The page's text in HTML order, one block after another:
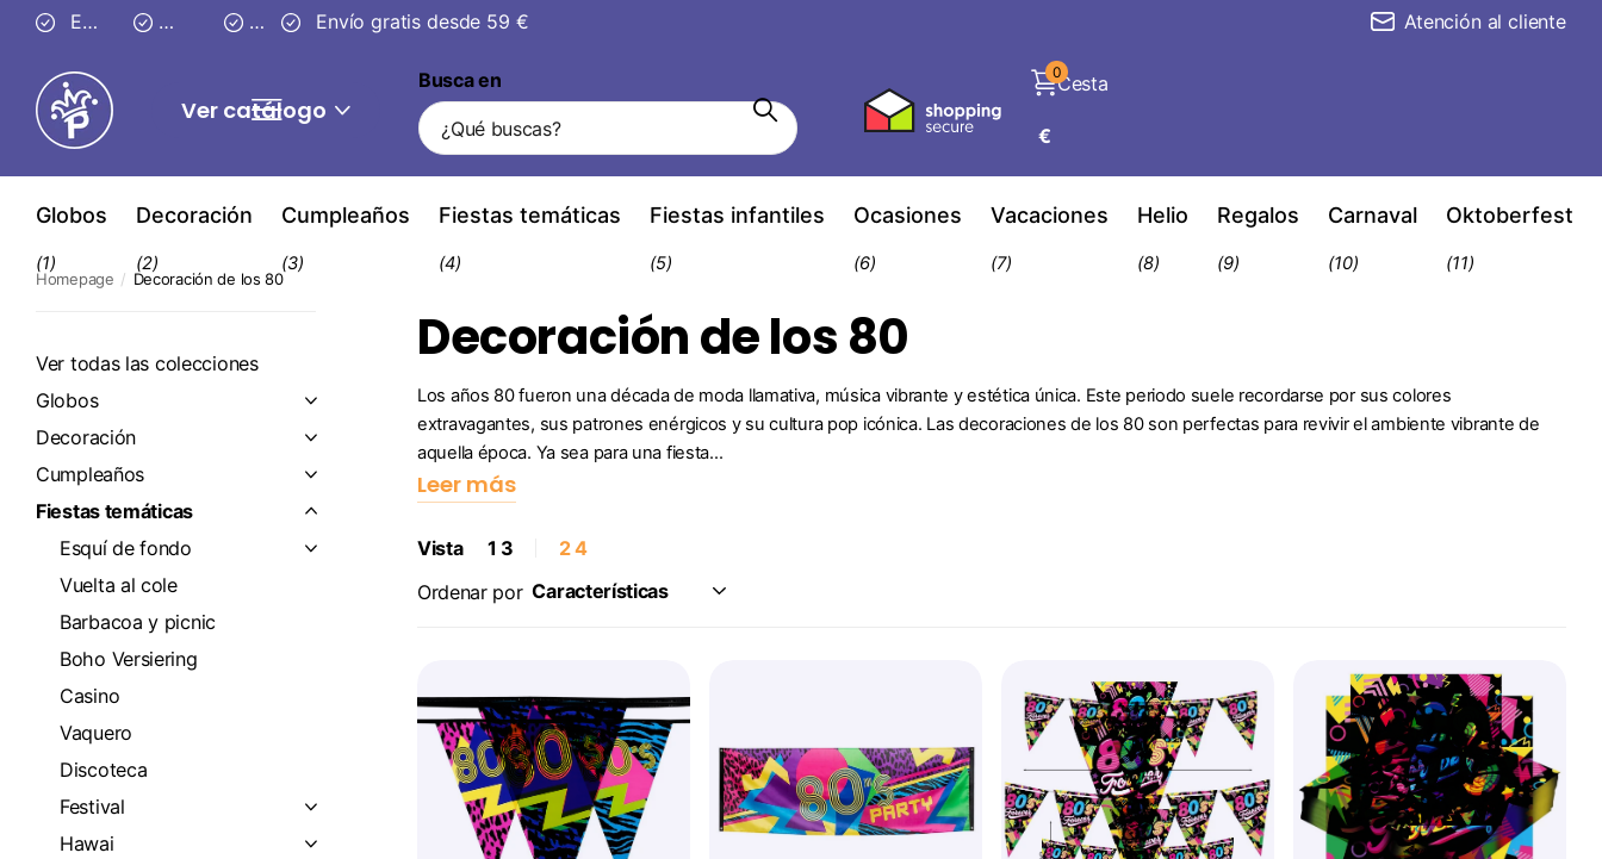
Entrega segura en 3–4 días
Envío gratis desde 59 €
30 díasde devolución
30 díasde devolución Atención al cliente
Ver catálogo
Busca en Cesta
0
€
Globos
(1)
Decoración
(2)
Cumpleaños
(3)
Fiestas temáticas
(4)
Fiestas infantiles
(5)
Ocasiones
(6)
Vacaciones
(7)
Helio
(8)
Regalos
(9)
Carnaval
(10)
Oktoberfest
(11)
Homepage Decoración de los 80
Decoración de los 80
Los años 80 fueron una década de moda llamativa, música vibrante y estética única. Este periodo suele recordarse por sus colores
extravagantes, sus patrones enérgicos y su cultura pop icónica. Las decoraciones de los 80 son perfectas para revivir el ambiente vibrante de
aquella época. Ya sea para una fiesta...
Leer más
Vista 1 3 24
Ordenar por
Ver todas las colecciones
Globos
Decoración
Cumpleaños
Fiestas temáticas
Esquí de fondo
Vuelta al cole
Barbacoa y picnic
Boho Versiering
Casino
Vaquero
Discoteca
Festival
Hawai